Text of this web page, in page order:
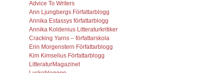
Advice To Writers
Ann Ljungbergs Författarblogg
Annika Estassys författarblogg
Annika Koldenius Litteraturkritiker
Cracking Yarns – författarskola
Erin Morgenstern Författarblogg
Kim Kimselius Författarblogg
LitteraturMagazinet